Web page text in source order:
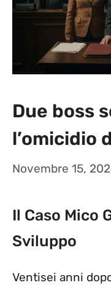
Due boss
l’omicidio
Novembre 15,
Il Caso Mico
Sviluppo
Ventisei anni